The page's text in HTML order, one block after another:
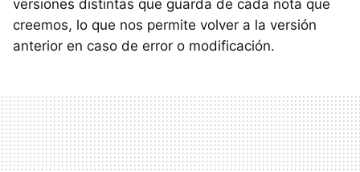
versiones distintas que guarda de cada nota que
creemos, lo que nos permite volver a la versión
anterior en caso de error o modificación.